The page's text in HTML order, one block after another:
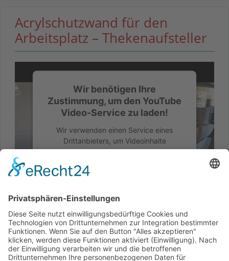
Acrylschutzwand für den
Arbeitsplatz – Thekenaufsteller
Wir benötigen Ihre
Zustimmung, um den YouTube
Video-Service zu laden!
Wir verwenden einen Service eines
Drittanbieters, um Videoinhalte
einzubetten. Dieser Service kann Daten
Sie die Details durch und stimmen Sie der
Video anzusehen.
Mehr Informationen
Akzeptieren
An einem Empfang oder Kassenbereich bietet sich ein
Thekenaufsteller aus Acrylglas an.